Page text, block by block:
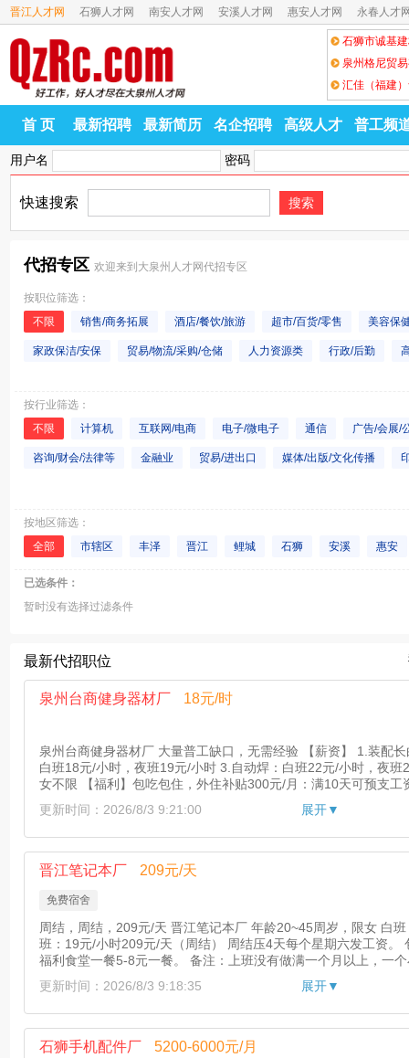
晋江人才网 石狮人才网 南安人才网 安溪人才网 惠安人才网 永春人才
石狮市诚基
泉州格尼贸
汇佳（福建
首 页 最新招聘 最新简历 名企招聘 高级人才 普工频
用户名 密码
快速搜索 搜索
代招专区 欢迎来到大泉州人才网代招专区
按职位筛选：
不限
销售/商务拓展 酒店/餐饮/旅游 超市/百货/零售 美容保
家政保洁/安保 贸易/物流/采购/仓储 人力资源类 行政/后勤
电子/电器/通信技术类
管培生/实习生
按行业筛选：
不限
计算机 互联网/电商 电子/微电子 通信 广告/会展/
咨询/财会/法律等 金融业 贸易/进出口 媒体/出版/文化传播
石油/化工
政府/非营利机构 汽车/摩托车 其他
按地区筛选：
全部
市辖区 丰泽 晋江 鲤城 石狮 安溪 惠安
已选条件：
暂时没有选择过滤条件
最新代招职位
泉州台商健身器材厂 18元/时
泉州台商健身器材厂 大量普工缺口，无需经验 【薪资】 1.装配
白班18元/小时，夜班19元/小时 3.自动焊：白班22元/小时，夜
女不限 【福利】包吃包住，外住补贴300元/月：满10天可预支
备注：保险80元/月 工厂不接受暑假工，23岁以下需要提供半年
穿拖鞋，短裤，携带身份证原件) 地址：泉州台商投资区 面试时
更新时间：2026/8/3 9:21:00 展开▼
晋江笔记本厂 209元/天
免费宿舍
周结，周结，209元/天 晋江笔记本厂 年龄20~45周岁，限女 白班：18元/小时198元/天（周结） 晚
班：19元/小时209元/天（周结） 周结压4天每个星期六发工资。
福利食堂一餐5-8元一餐。 备注：上班没有做满一个月以上，一
试带上身份证原件，上班手机统一放柜子。 备注：工厂不接受
作地点：晋江罗山 面试时间：上午9-11下午2-3:30点
更新时间：2026/8/3 9:18:35 展开▼
石狮手机配件厂 5200-6000元/月